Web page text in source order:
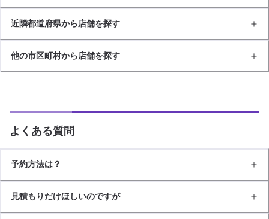
近隣都道府県から店舗を探す
他の市区町村から店舗を探す
よくある質問
予約方法は？
見積もりだけほしいのですが